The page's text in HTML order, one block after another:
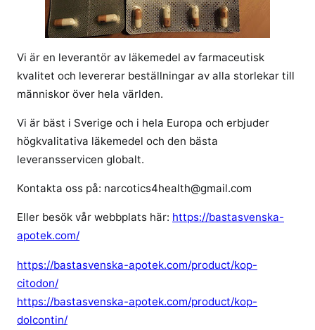
a
d
o
l
a
e
c
t
r
Vi är en leverantör av läkemedel av farmaceutisk
kvalitet och levererar beställningar av alla storlekar till
människor över hela världen.
Vi är bäst i Sverige och i hela Europa och erbjuder
högkvalitativa läkemedel och den bästa
leveransservicen globalt.
Kontakta oss på: narcotics4health@gmail.com
Eller besök vår webbplats här: https://bastasvenska-
apotek.com/
https://bastasvenska-apotek.com/product/kop-
citodon/
https://bastasvenska-apotek.com/product/kop-
dolcontin/